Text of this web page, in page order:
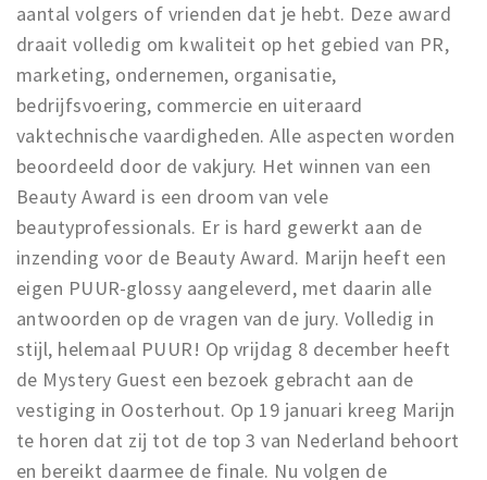
Drinken
Slapen
Recreatief
Winkels
Winkelgebieden
Deals
Parkeren
Inloggen
aantal volgers of vrienden dat je hebt. Deze award
draait volledig om kwaliteit op het gebied van PR,
marketing, ondernemen, organisatie,
bedrijfsvoering, commercie en uiteraard
vaktechnische vaardigheden. Alle aspecten worden
beoordeeld door de vakjury. Het winnen van een
Beauty Award is een droom van vele
beautyprofessionals. Er is hard gewerkt aan de
inzending voor de Beauty Award. Marijn heeft een
eigen PUUR-glossy aangeleverd, met daarin alle
antwoorden op de vragen van de jury. Volledig in
stijl, helemaal PUUR! Op vrijdag 8 december heeft
de Mystery Guest een bezoek gebracht aan de
vestiging in Oosterhout. Op 19 januari kreeg Marijn
te horen dat zij tot de top 3 van Nederland behoort
en bereikt daarmee de finale. Nu volgen de